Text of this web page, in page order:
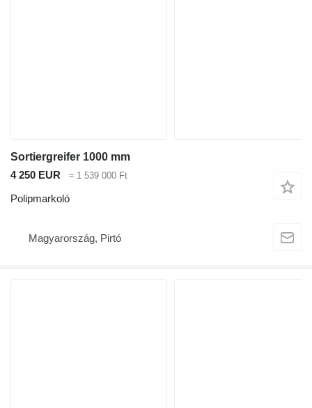
Sortiergreifer 1000 mm
4 250 EUR
≈ 1 539 000 Ft
Polipmarkoló
Magyarország, Pirtó